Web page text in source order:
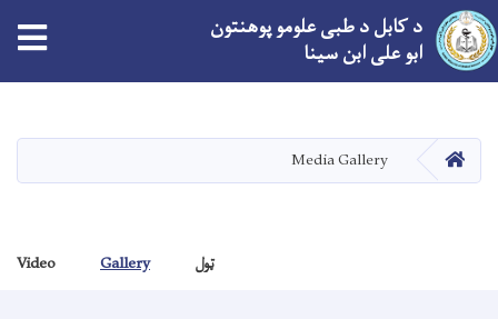
د کابل د طبی علومو پوهنتون
ابو علی ابن سینا
کور Media Gallery
ټول Gallery
Video